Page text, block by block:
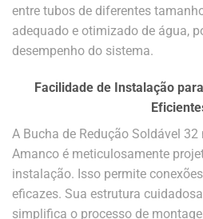
entre tubos de diferentes
adequado e otimizado de água,
desempenho do sistema.
Facilidade de Instalação
A Bucha de Redução Soldável
Amanco é meticulosamente
instalação. Isso permite
eficazes. Sua estrutura
simplifica o processo de